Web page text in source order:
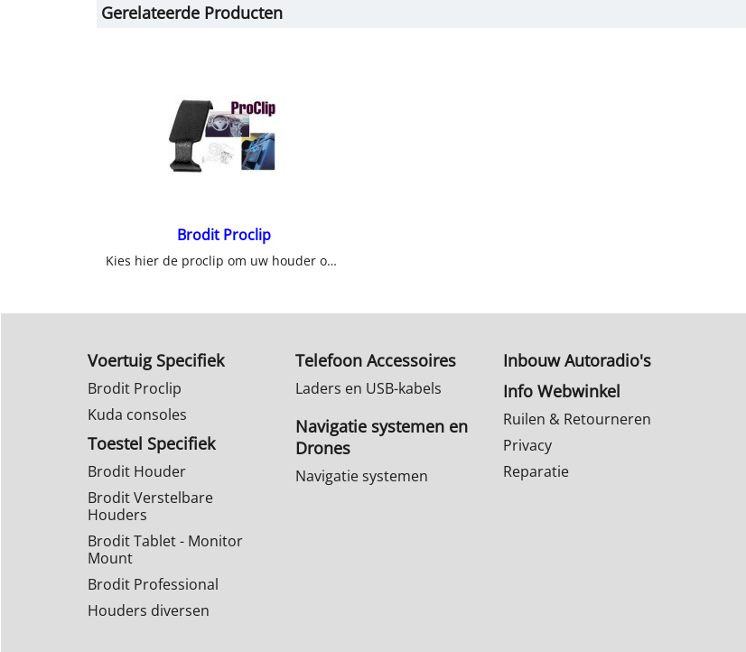
Gerelateerde Producten
Brodit Proclip
Kies hier de proclip om uw houder op te bevestigen in uw auto.
Voertuig Specifiek
Brodit Proclip
Kuda consoles
Toestel Specifiek
Brodit Houder
Brodit Verstelbare
Houders
Brodit Tablet - Monitor
Mount
Brodit Professional
Houders diversen
Telefoon Accessoires
Laders en USB-kabels
Navigatie systemen en
Drones
Navigatie systemen
Inbouw Autoradio's
Info Webwinkel
Ruilen & Retourneren
Privacy
Reparatie